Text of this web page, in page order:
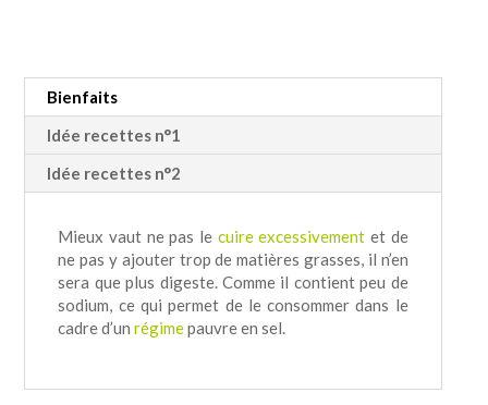
Bienfaits
Idée recettes n°1
Idée recettes n°2
Mieux vaut ne pas le cuire excessivement et de
ne pas y ajouter trop de matières grasses, il n’en
sera que plus digeste. Comme il contient peu de
sodium, ce qui permet de le consommer dans le
cadre d’unrégimepauvre en sel.